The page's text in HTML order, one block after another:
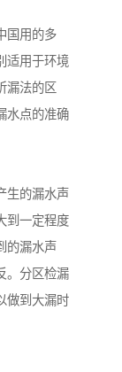
国用的多
适用于环境
漏法的区
水点的准确
生的漏水声
到一定程度
的漏水声
。分区检漏
做到大漏时